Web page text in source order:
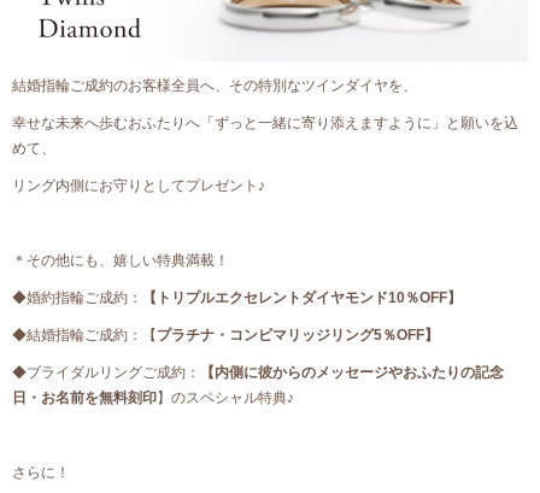
結婚指輪ご成約のお客様全員へ、その特別なツインダイヤを、
幸せな未来へ歩むおふたりへ「ずっと一緒に寄り添えますように」と願いを込
めて、
リング内側にお守りとしてプレゼント♪
＊その他にも、嬉しい特典満載！
◆婚約指輪ご成約： 【トリプルエクセレントダイヤモンド10％OFF】
◆結婚指輪ご成約：【プラチナ・コンビマリッジリング5％OFF】
◆ブライダルリングご成約：
【内側に彼からのメッセージやおふたりの記念
日・お名前を無料刻印】のスペシャル特典♪
さらに！